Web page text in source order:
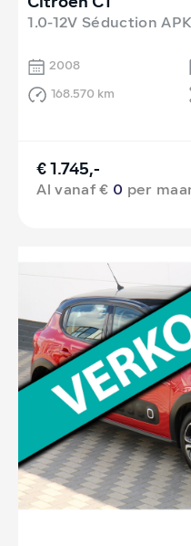
1.0-12V Séduction
2008
168.570 km
€ 1.745,-
Al vanaf € 0 per